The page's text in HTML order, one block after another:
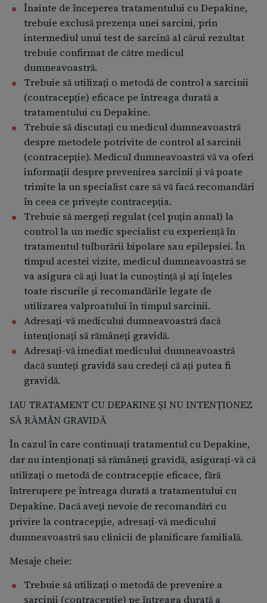
Înainte de începerea tratamentului cu Depakine,
trebuie exclusă prezenţa unei sarcini, prin
intermediul unui test de sarcină al cărui rezultat
trebuie confirmat de către medicul
dumneavoastră.
Trebuie să utilizaţi o metodă de control a sarcinii
(contracepţie) eficace pe întreaga durată a
tratamentului cu Depakine.
Trebuie să discutați cu medicul dumneavoastră
despre metodele potrivite de control al sarcinii
(contracepție). Medicul dumneavoastră vă va oferi
informații despre prevenirea sarcinii și vă poate
trimite la un specialist care să vă facă recomandări
în ceea ce privește contracepția.
Trebuie să mergeți regulat (cel puțin anual) la
control la un medic specialist cu experiență în
tratamentul tulburării bipolare sau epilepsiei. În
timpul acestei vizite, medicul dumneavoastră se
va asigura că ați luat la cunoștință și ați înțeles
toate riscurile și recomandările legate de
utilizarea valproatului în timpul sarcinii.
Adresați-vă medicului dumneavoastră dacă
intenționați să rămâneți gravidă.
Adresați-vă imediat medicului dumneavoastră
dacă sunteţi gravidă sau credeţi că aţi putea fi
gravidă.
IAU TRATAMENT CU DEPAKINE ȘI NU INTENȚIONEZ
SĂ RĂMÂN GRAVIDĂ
În cazul în care continuaţi tratamentul cu Depakine,
dar nu intenţionaţi să rămâneţi gravidă, asiguraţi-vă că
utilizaţi o metodă de contracepţie eficace, fără
întrerupere pe întreaga durată a tratamentului cu
Depakine. Dacă aveţi nevoie de recomandări cu
privire la contracepţie, adresaţi-vă medicului
dumneavoastră sau clinicii de planificare familială.
Mesaje cheie:
Trebuie să utilizați o metodă de prevenire a
sarcinii (contracepție) pe întreaga durată a